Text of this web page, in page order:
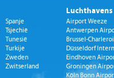
Spanje
Tsjechië
Tunesië
Turkije
Zweden
Zwitserland
Luchthavens
Airport Weeze
Antwerpen
Brussel-
Düsseldorf
Eindhoven
Groningen
Köln Bonn